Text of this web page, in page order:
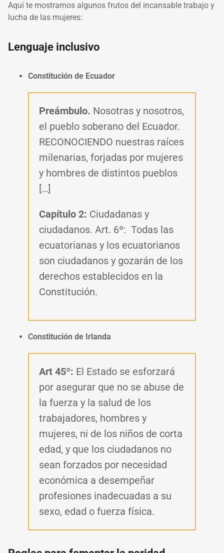
Aquí te mostramos algunos frutos del incansable trabajo y
lucha de las mujeres:
Lenguaje inclusivo
Constitución de Ecuador
Preámbulo. Nosotras y nosotros,
el pueblo soberano del Ecuador.
RECONOCIENDO nuestras raíces
milenarias, forjadas por mujeres
y hombres de distintos pueblos
[…]
Capítulo 2: Ciudadanas y
ciudadanos. Art. 6º: Todas las
ecuatorianas y los ecuatorianos
son ciudadanos y gozarán de los
derechos establecidos en la
Constitución.
Constitución de Irlanda
Art 45º: El Estado se esforzará
por asegurar que no se abuse de
la fuerza y la salud de los
trabajadores, hombres y
mujeres, ni de los niños de corta
edad, y que los ciudadanos no
sean forzados por necesidad
económica a desempeñar
profesiones inadecuadas a su
sexo, edad o fuerza física.